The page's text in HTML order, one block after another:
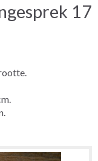
17